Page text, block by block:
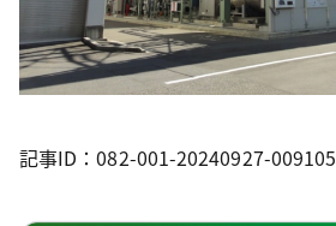
記事ID：082-001-20240927-009105